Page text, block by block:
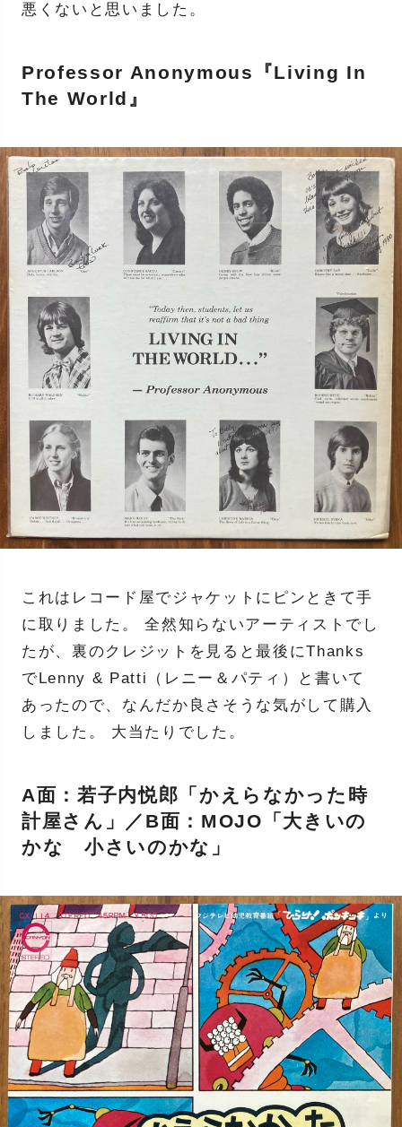
悪くないと思いました。
Professor Anonymous『Living In
The World』
これはレコード屋でジャケットにピンときて手
に取りました。 全然知らないアーティストでし
たが、裏のクレジットを見ると最後にThanks
でLenny & Patti（レニー＆パティ）と書いて
あったので、なんだか良さそうな気がして購入
しました。 大当たりでした。
A面：若子内悦郎「かえらなかった時
計屋さん」／B面：MOJO「大きいの
かな 小さいのかな」